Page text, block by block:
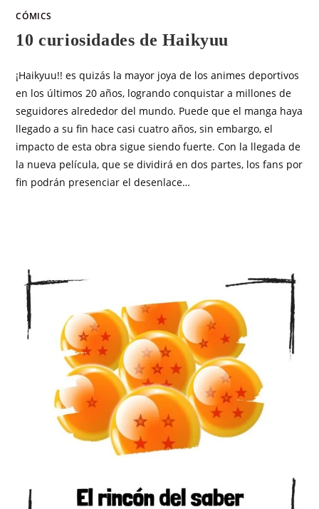
CÓMICS
10 curiosidades de Haikyuu
¡Haikyuu!! es quizás la mayor joya de los animes deportivos
en los últimos 20 años, logrando conquistar a millones de
seguidores alrededor del mundo. Puede que el manga haya
llegado a su fin hace casi cuatro años, sin embargo, el
impacto de esta obra sigue siendo fuerte. Con la llegada de
la nueva película, que se dividirá en dos partes, los fans por
fin podrán presenciar el desenlace…